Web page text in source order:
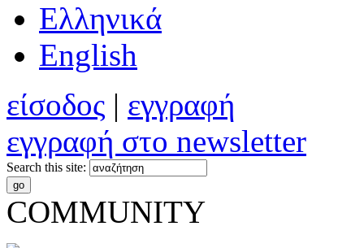
Ελληνικά
English
είσοδος | εγγραφή
εγγραφή στο newsletter
Search this site:
COMMUNITY